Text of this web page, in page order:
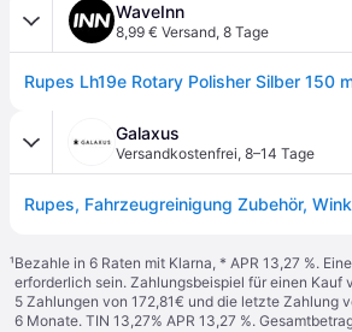
WaveInn
8,99 € Versand, 8 Tage
Rupes Lh19e Rotary Polisher Silber 150
Galaxus
Versandkostenfrei, 8–14 Tage
¹Bezahle in 6 Raten mit Klarna, * APR 13,27 %.
erforderlich sein. Zahlungsbeispiel für einen Kauf
5 Zahlungen von 172,81€ und die letzte Zahlung
6 Monate. TIN 13,27% APR 13,27 %.